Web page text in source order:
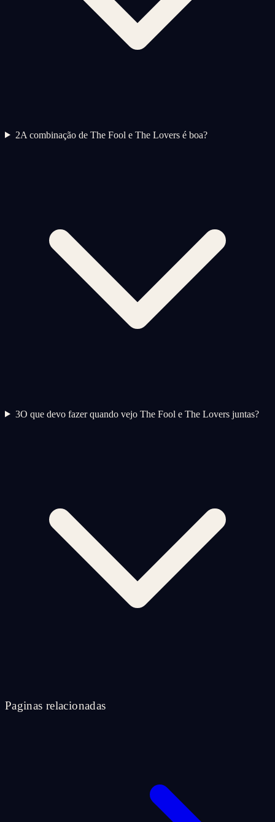
2A combinação de The Fool e The Lovers é boa?
3O que devo fazer quando vejo The Fool e The Lovers juntas?
Paginas relacionadas